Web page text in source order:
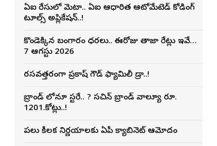
ఏఐ రేసులో మెటా.. ఏఐ ఆధారిత ఆటోమేటెడ్ కోడింగ్
టూల్స్ అప్లికేషన్..!
కొండెక్కిన బంగారం ధరలు.. ఈరోజు తాజా రేట్లు ఇవే…
7 ఆగస్టు 2026
రసవత్తరంగా ప్రకాష్ గౌడ్ ఫ్యామిలీ డ్రామా..!
బ్రాండ్ లోనూ మాస్టరే.. ? సచిన్ బ్రాండ్ వాల్యూ రూ.
1201.కోట్లు..!
పలు కీలక నిర్ణయాలకు ఏపీ క్యాబినెట్ ఆమోదం